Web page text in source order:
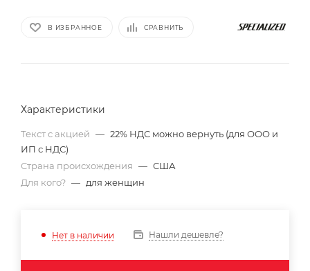
В ИЗБРАННОЕ СРАВНИТЬ
Характеристики
Текст с акцией — 22% НДС можно вернуть (для ООО и
ИП с НДС)
Страна происхождения — США
Для кого? — для женщин
Нет в наличии Нашли дешевле?